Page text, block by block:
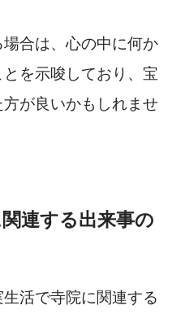
合は、心の中に何か
を示唆しており、宝
が良いかもしれませ
連する出来事の
活で寺院に関連する